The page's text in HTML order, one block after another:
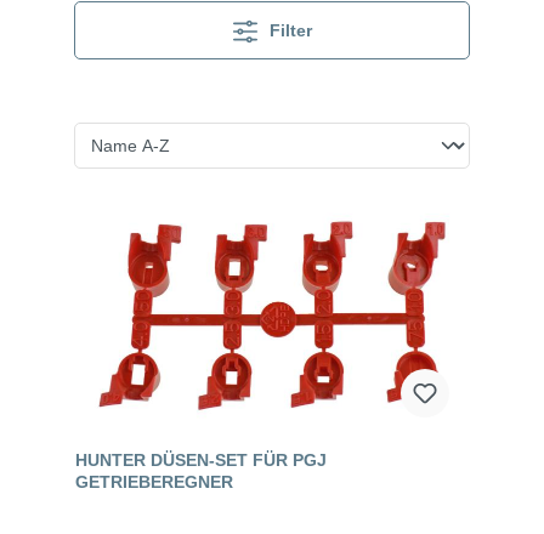
Filter
HUNTER DÜSEN-SET FÜR PGJ
GETRIEBEREGNER